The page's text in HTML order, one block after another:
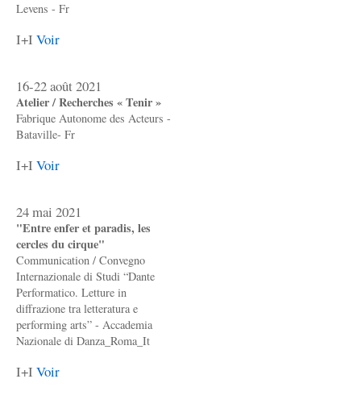
Levens - Fr
I+I Voir
16-22 août 2021
Atelier / Recherches « Tenir »
Fabrique Autonome des Acteurs -
Bataville- Fr
I+I Voir
24 mai 2021
"Entre enfer et paradis, les
cercles du cirque"
Communication / Convegno
Internazionale di Studi “Dante
Performatico. Letture in
diffrazione tra letteratura e
performing arts” - Accademia
Nazionale di Danza_Roma_It
I+I Voir